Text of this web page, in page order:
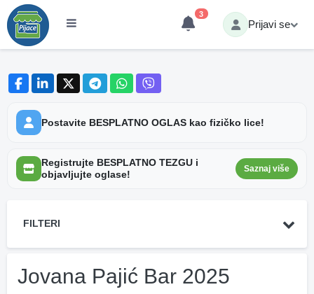
3
Prijavi se
Postavite BESPLATNO OGLAS kao fizičko lice!
Registrujte BESPLATNO TEZGU i
objavljujte oglase!
Saznaj više
FILTERI
Jovana Pajić Bar 2025